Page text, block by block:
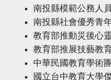
南投縣模範公務人員
南投縣社會優秀青
教育部推動災後心
教育部推展技藝教
中華民國教育學術
國立台中教育大學